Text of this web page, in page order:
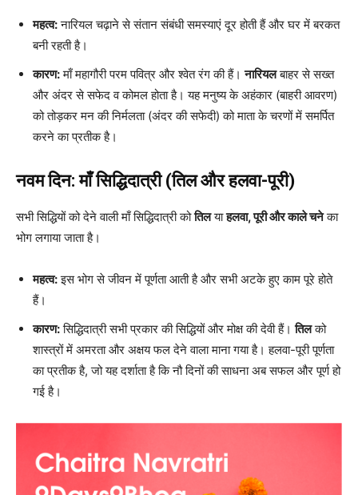
महत्व:नारियल चढ़ाने से संतान संबंधी समस्याएं दूर होती हैं और घर में बरकत
बनी रहती है।
कारण:माँ महागौरी परम पवित्र और श्वेत रंग की हैं।नारियलबाहर से सख्त
और अंदर से सफेद व कोमल होता है। यह मनुष्य के अहंकार (बाहरी आवरण)
को तोड़कर मन की निर्मलता (अंदर की सफेदी) को माता के चरणों में समर्पित
करने का प्रतीक है।
नवम दिन: माँ सिद्धिदात्री (तिल और हलवा-पूरी)
सभी सिद्धियों को देने वाली माँ सिद्धिदात्री कोतिलयाहलवा, पूरी और काले चनेका
भोग लगाया जाता है।
महत्व:इस भोग से जीवन में पूर्णता आती है और सभी अटके हुए काम पूरे होते
हैं।
कारण:सिद्धिदात्री सभी प्रकार की सिद्धियों और मोक्ष की देवी हैं।तिलको
शास्त्रों में अमरता और अक्षय फल देने वाला माना गया है। हलवा-पूरी पूर्णता
का प्रतीक है, जो यह दर्शाता है कि नौ दिनों की साधना अब सफल और पूर्ण हो
गई है।